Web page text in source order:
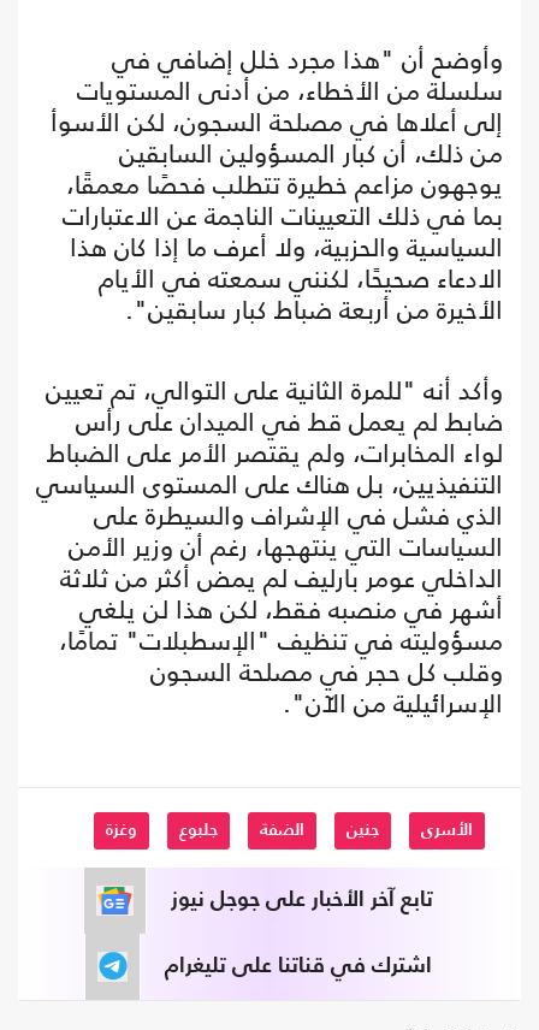
وأوضح أن "هذا مجرد خلل إضافي في
سلسلة من الأخطاء، من أدنى المستويات
إلى أعلاها في مصلحة السجون، لكن الأسوأ
من ذلك، أن كبار المسؤولين السابقين
يوجهون مزاعم خطيرة تتطلب فحصًا معمقًا،
بما في ذلك التعيينات الناجمة عن الاعتبارات
السياسية والحزبية، ولا أعرف ما إذا كان هذا
الادعاء صحيحًا، لكنني سمعته في الأيام
الأخيرة من أربعة ضباط كبار سابقين".
وأكد أنه "للمرة الثانية على التوالي، تم تعيين
ضابط لم يعمل قط في الميدان على رأس
لواء المخابرات، ولم يقتصر الأمر على الضباط
التنفيذيين، بل هناك على المستوى السياسي
الذي فشل في الإشراف والسيطرة على
السياسات التي ينتهجها، رغم أن وزير الأمن
الداخلي عومر بارليف لم يمض أكثر من ثلاثة
أشهر في منصبه فقط، لكن هذا لن يلغي
مسؤوليته في تنظيف "الإسطبلات" تمامًا،
وقلب كل حجر في مصلحة السجون
الإسرائيلية من الآن".
الأسرى جنين الضفة جلبوع وغزة
تابع آخر الأخبار على جوجل نيوز
اشترك في قناتنا على تليغرام